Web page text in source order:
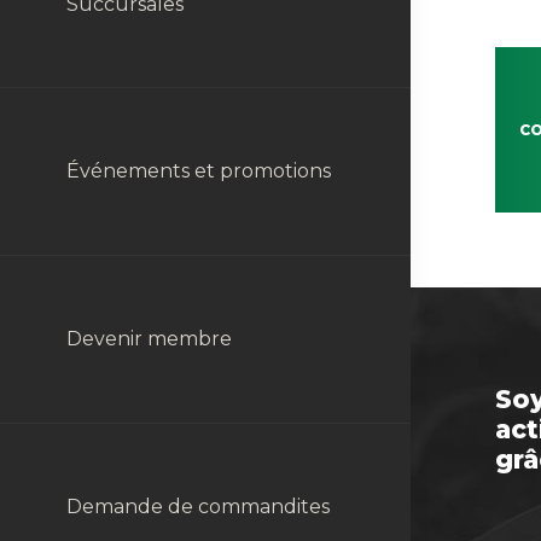
Programme Gazon Vert
Achat de volailles
Division Détail
Division Énergie
Division Machinerie et
Équipements Agricoles
Événements et promotions
Devenir membre
Demande de commandites